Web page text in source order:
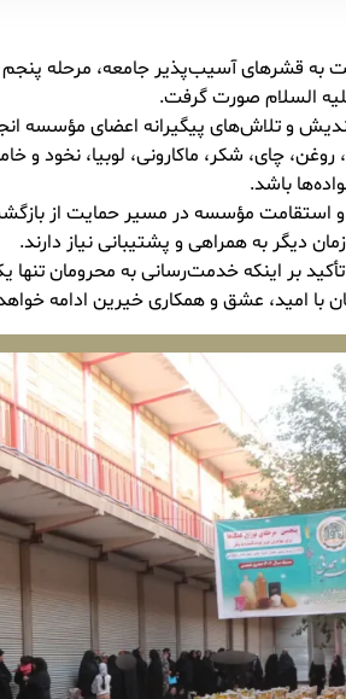
به قشرهای آسیب‌پذیر جامعه، مرحله پنجم
السلام صورت گرفت.
و تلاش‌های پیگیرانه اعضای مؤسسه
چای، شکر، ماکارونی، لوبیا، نخود و
باشد.
و استقامت مؤسسه در مسیر حمایت از
دیگر به همراهی و پشتیبانی نیاز دارند.
بر اینکه خدمت‌رسانی به محرومان
با امید، عشق و همکاری خیرین ادامه